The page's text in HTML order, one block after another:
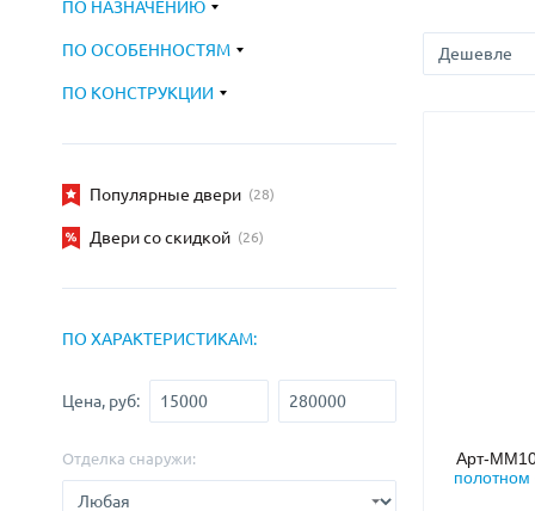
С выдавленным рисунком
С металлобагетом
С реечным дизайном(29)
Для бани
Для
В
ПО НАЗНАЧЕНИЮ
ПО ОСОБЕННОСТЯМ
ПО КОНСТРУКЦИИ
Популярные двери (28)
Двери со скидкой (26)
ПО ХАРАКТЕРИСТИКАМ:
Цена, руб:
Отделка снаружи: Арт-
полотном